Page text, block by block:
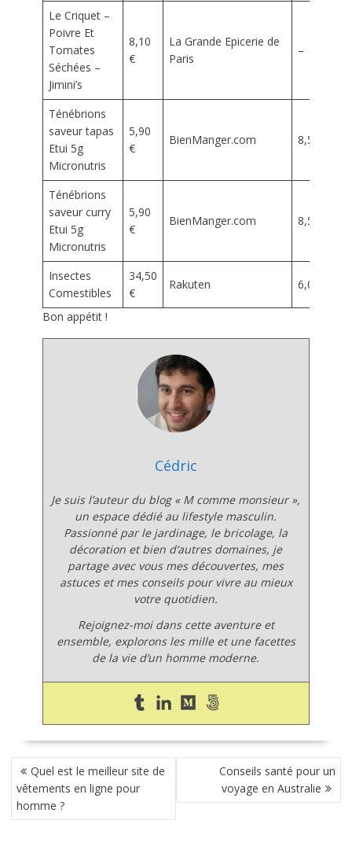
Le Criquet –
Poivre Et
Tomates
Séchées –
Jimini’s
8,10
€
La Grande Epicerie de
Paris
–
Ténébrions
saveur tapas
Etui 5g
Micronutris
5,90
€
BienManger.com 8,50 €
Ténébrions
saveur curry
Etui 5g
Micronutris
5,90
€
BienManger.com 8,50 €
Insectes
Comestibles
34,50
€
Rakuten 6,09 €
Bon appétit !
Cédric
Je suis l’auteur du blog « M comme monsieur »,
un espace dédié au lifestyle masculin.
Passionné par le jardinage, le bricolage, la
décoration et bien d’autres domaines, je
partage avec vous mes découvertes, mes
astuces et mes conseils pour vivre au mieux
votre quotidien.
Rejoignez-moi dans cette aventure et
ensemble, explorons les mille et une facettes
de la vie d’un homme moderne.
NAVIGATION
DE
L’ARTICLE
Quel est le meilleur site de
vêtements en ligne pour
homme ?
Conseils santé pour un
voyage en Australie